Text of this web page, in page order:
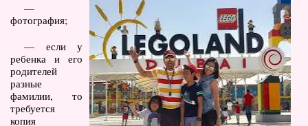
—
фотография;
— если у
ребенка и его
родителей
разные
фамилии, то
требуется
копия